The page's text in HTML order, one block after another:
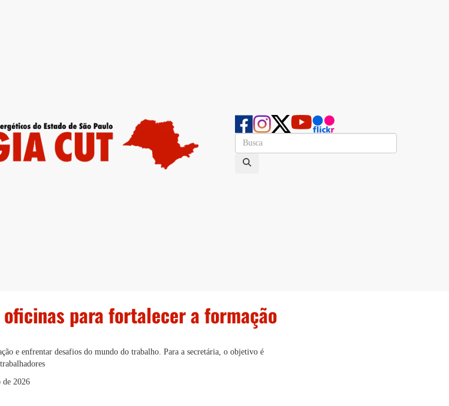
oficinas para fortalecer a formação
e enfrentar desafios do mundo do trabalho. Para a secretária, o objetivo é
de 2026